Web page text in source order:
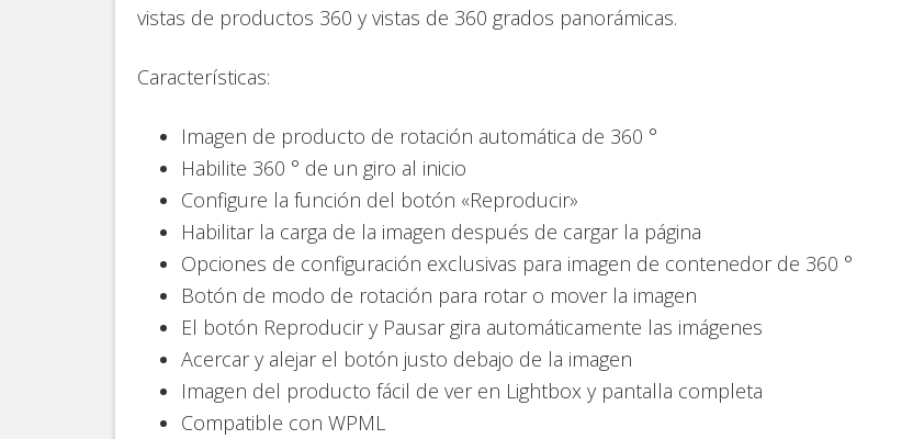
vistas de productos 360 y vistas de 360 ​​grados panorámicas.
Características:
Imagen de producto de rotación automática de 360 °
Habilite 360 ° de un giro al inicio
Configure la función del botón «Reproducir»
Habilitar la carga de la imagen después de cargar la página
Opciones de configuración exclusivas para imagen de contenedor de 360 °
Botón de modo de rotación para rotar o mover la imagen
El botón Reproducir y Pausar gira automáticamente las imágenes
Acercar y alejar el botón justo debajo de la imagen
Imagen del producto fácil de ver en Lightbox y pantalla completa
Compatible con WPML